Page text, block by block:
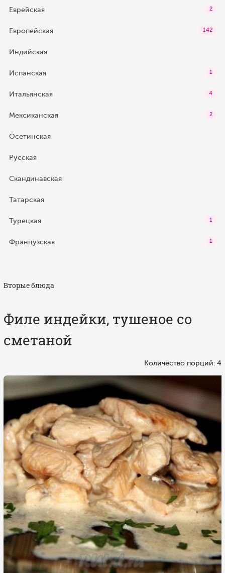
Еврейская 2
Европейская 142
Индийская
Испанская 1
Итальянская 4
Мексиканская 2
Осетинская
Русская
Скандинавская
Татарская
Турецкая 1
Французская 1
Вторые блюда
Филе индейки, тушеное со
сметаной
Количество порций: 4